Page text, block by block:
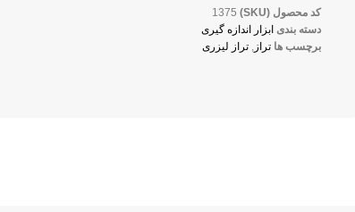
کد محصول (SKU)
1375
دسته بندی ابزار اندازه گیری
برچسب ها تراز,تراز لیزری